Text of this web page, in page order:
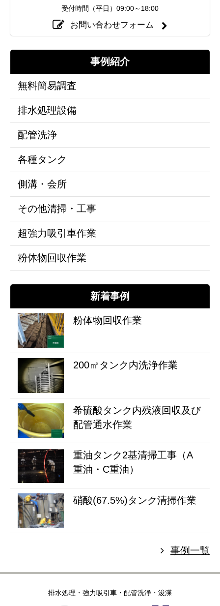
受付時間（平日） 09:00～18:00
お問い合わせフォーム
事例紹介
無料簡易調査
排水処理設備
配管洗浄
各種タンク
側溝・会所
その他清掃・工事
超強力吸引車作業
粉体物回収作業
新着事例
粉体物回収作業
200㎥タンク内洗浄作業
希硫酸タンク内残液回収及び
配管通水作業
重油タンク2基清掃工事（A
重油・C重油）
硝酸(67.5%)タンク清掃作業
事例一覧
排水処理・強力吸引車・配管洗浄・浚渫